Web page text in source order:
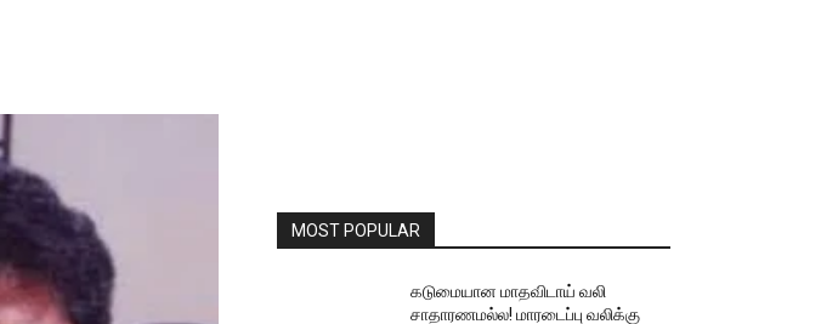
MOST POPULAR
கடுமையான மாதவிடாய் வலி
சாதாரணமல்ல! மாரடைப்பு வலிக்கு